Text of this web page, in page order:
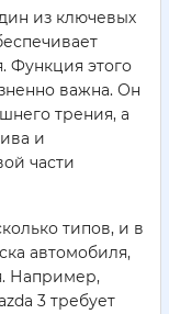
из ключевых
Функция этого
важна. Он
трения, а
и
части
типов, и в
автомобиля,
Например,
3 требует